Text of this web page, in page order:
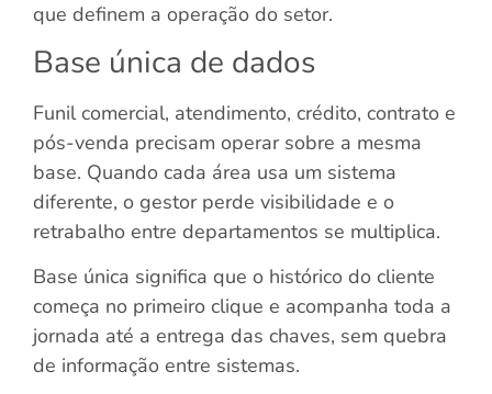
que definem a operação do setor.
Base única de dados
Funil comercial, atendimento, crédito, contrato e
pós-venda precisam operar sobre a mesma
base. Quando cada área usa um sistema
diferente, o gestor perde visibilidade e o
retrabalho entre departamentos se multiplica.
Base única significa que o histórico do cliente
começa no primeiro clique e acompanha toda a
jornada até a entrega das chaves, sem quebra
de informação entre sistemas.